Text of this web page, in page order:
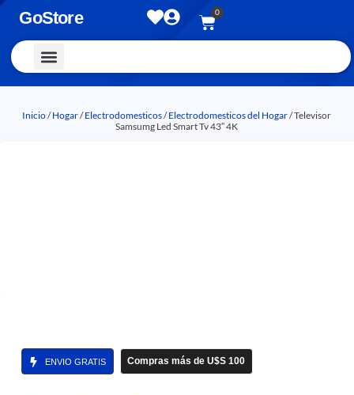
GoStore 0
Inicio/Hogar/Electrodomesticos/Electrodomesticos del Hogar/ Televisor
Samsumg Led Smart Tv 43″ 4K
ENVIO GRATIS Compras más de U$S 100